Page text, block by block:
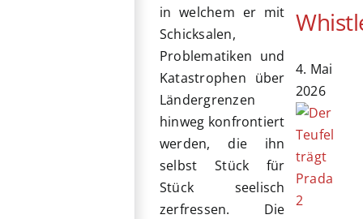
in welchem er mit
Schicksalen,
Problematiken und
Katastrophen über
Ländergrenzen
hinweg konfrontiert
werden, die ihn
selbst Stück für
Stück seelisch
zerfressen. Die
4. Mai
2026